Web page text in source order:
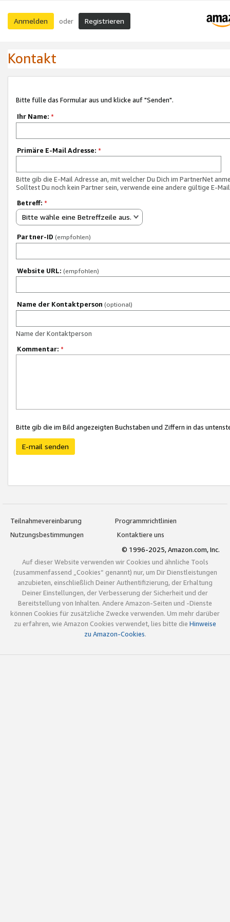
Anmelden oder Registrieren
Kontakt
Bitte fülle das Formular aus und klicke auf "Senden".
Ihr Name: *
Primäre E-Mail Adresse: *
Bitte gib die E-Mail Adresse an, mit welcher Du Dich im PartnerNet
Solltest Du noch kein Partner sein, verwende eine andere gültige E-
Betreff: *
Bitte wähle eine Betreffzeile aus.
Partner-ID (empfohlen)
Website URL: (empfohlen)
Name der Kontaktperson (optional)
Name der Kontaktperson
Kommentar: *
Bitte gib die im Bild angezeigten Buchstaben und Ziffern in das
E-mail senden
Teilnahmevereinbarung
Programmrichtlinien
Nutzungsbestimmungen
Kontaktiere uns
© 1996-2025, Amazon.com, Inc.
Auf dieser Website verwenden wir Cookies und ähnliche Tools
(zusammenfassend „Cookies“ genannt) nur, um Dir Dienstleistungen
anzubieten, einschließlich Deiner Authentifizierung, der Erhaltung
Deiner Einstellungen, der Verbesserung der Sicherheit und der
Bereitstellung von Inhalten. Andere Amazon-Seiten und -Dienste
können Cookies für zusätzliche Zwecke verwenden. Um mehr darüber
zu erfahren, wie Amazon Cookies verwendet, lies bitte die Hinweise
zu Amazon-Cookies.